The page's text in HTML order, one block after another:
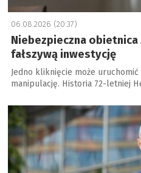
06.08.2026 (20:37)
Niebezpieczna obietnica
fałszywą inwestycję
Jedno kliknięcie może
manipulację. Historia 72-letniej
a